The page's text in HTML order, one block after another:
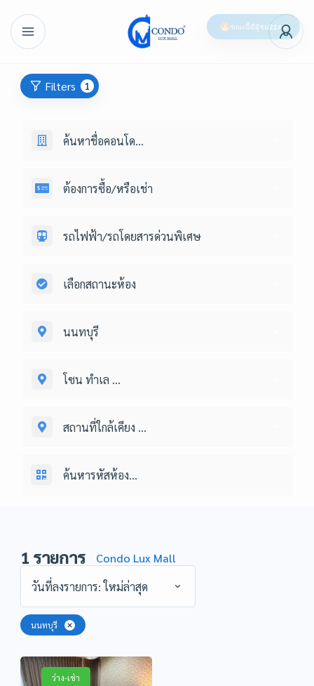
Filters 1
ค้นหาชื่อคอนโด...
ต้องการซื้อ/หรือเช่า
รถไฟฟ้า/รถโดยสารด่วนพิเศษ
เลือกสถานะห้อง
นนทบุรี
โซน ทำเล ...
สถานที่ใกล้เคียง ...
1 รายการ
Condo Lux Mall
วันที่ลงรายการ: ใหม่ล่าสุด
นนทบุรี
ว่าง-เช่า
ขณะนี้มีผู้ชม21 คน